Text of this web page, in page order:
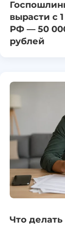
вырасти с
РФ — 50
рублей
Что